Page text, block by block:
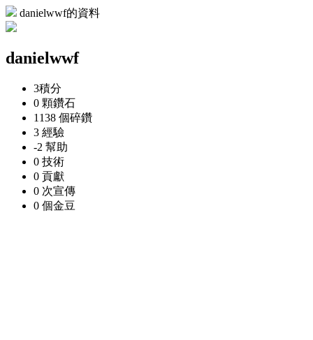
danielwwf的資料
danielwwf
3積分
0 顆鑽石
1138 個碎鑽
3 經驗
-2 幫助
0 技術
0 貢獻
0 次宣傳
0 個金豆